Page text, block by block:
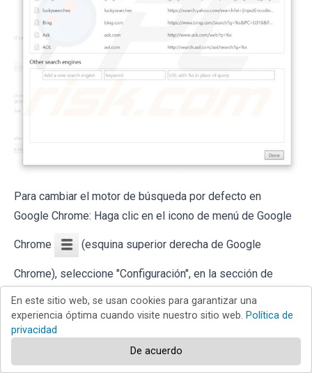
Para cambiar el motor de búsqueda por defecto en
Google Chrome: Haga clic en el icono de menú de Google
Chrome (esquina superior derecha de Google
Chrome), seleccione "Configuración", en la sección de
búsqueda...", elimine "homepage-web.com" y seleccione
o añada su buscador preferido.
Método opcional:
En este sitio web, se usan cookies para garantizar una
experiencia óptima cuando visite nuestro sitio web. Política de
privacidad
De acuerdo